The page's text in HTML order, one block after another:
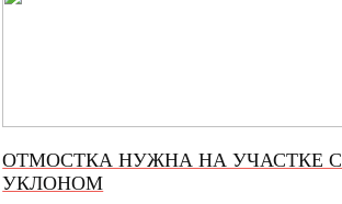
ОТМОСТКА НУЖНА НА УЧАСТКЕ С
УКЛОНОМ